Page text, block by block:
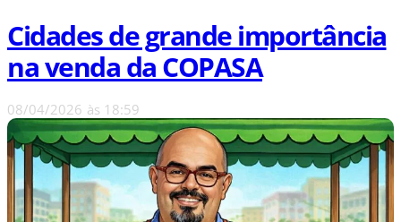
Cidades de grande importância
na venda da COPASA
08/04/2026 às 18:59